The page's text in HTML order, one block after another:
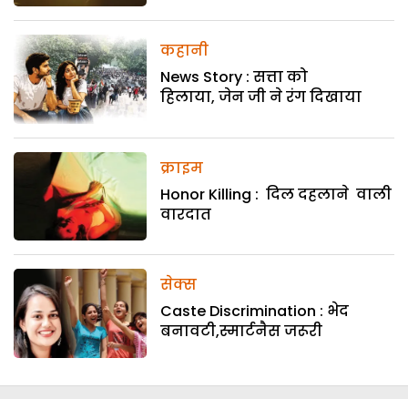
कहानी
News Story : सत्ता को
हिलाया, जेन जी ने रंग दिखाया
क्राइम
Honor Killing : दिल दहलाने वाली
वारदात
सेक्स
Caste Discrimination : भेद
बनावटी,स्मार्टनैस जरूरी